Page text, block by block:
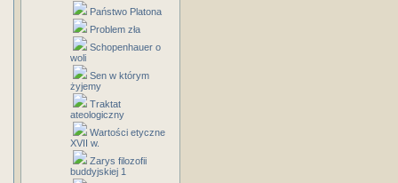
Państwo Platona
Problem zła
Schopenhauer o
woli
Sen w którym
żyjemy
Traktat
ateologiczny
Wartości etyczne
XVII w.
Zarys filozofii
buddyjskiej 1